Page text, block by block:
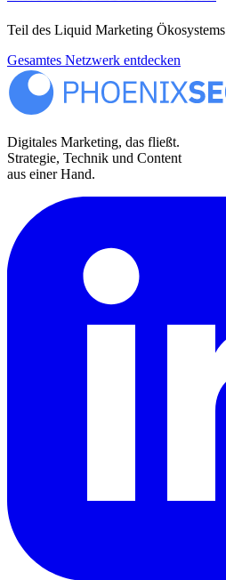
Teil des Liquid Marketing Ökosystems
Gesamtes Netzwerk entdecken
Digitales Marketing, das fließt.
Strategie, Technik und Content
aus einer Hand.